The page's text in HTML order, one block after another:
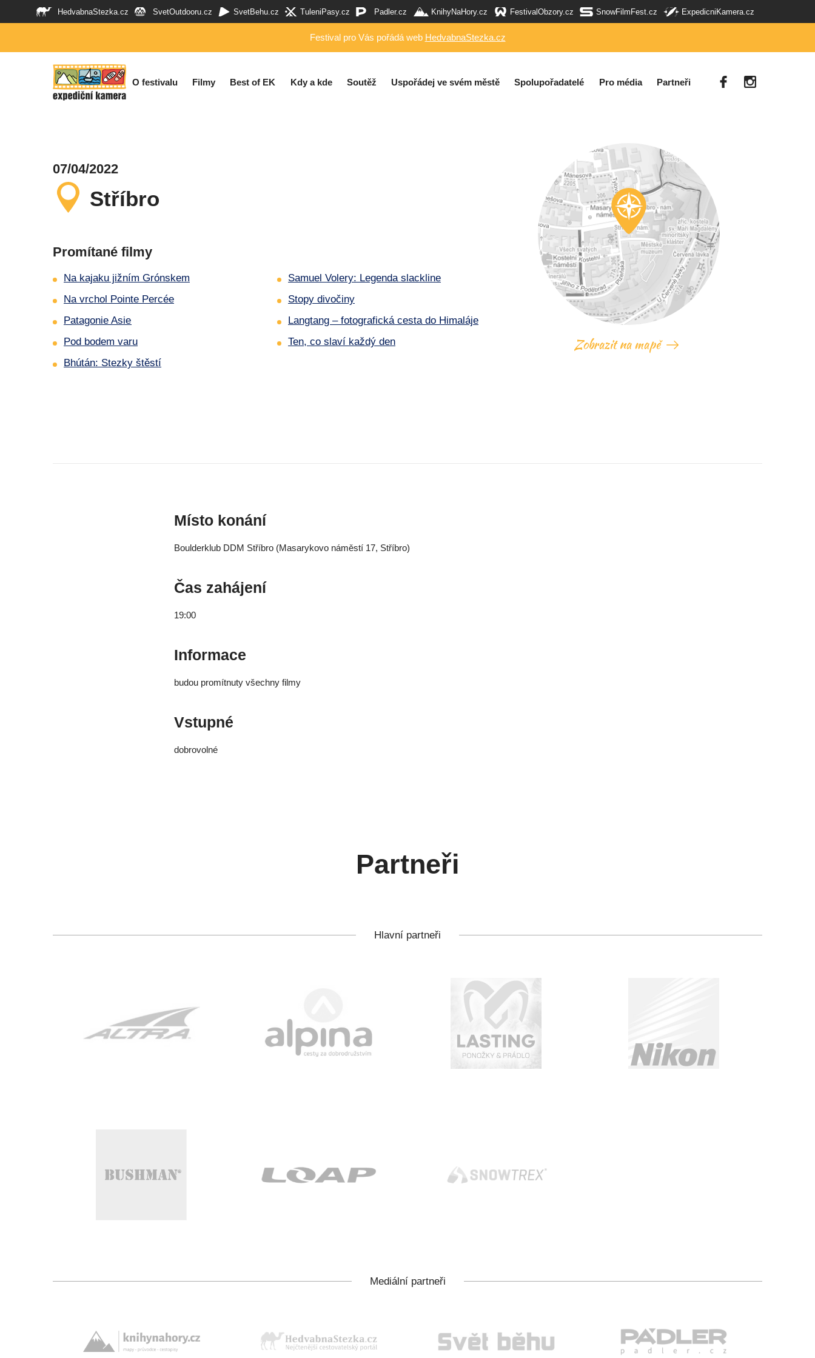
HedvabnaStezka.cz SvetOutdooru.cz SvetBehu.cz TuleniPasy.cz Padler.cz KnihyNaHory.cz FestivalObzory.cz SnowFilmFest.cz ExpedicniKamera.cz
Festival pro Vás pořádá web HedvabnaStezka.cz
O festivalu Filmy Best of EK Kdy a kde Soutěž Uspořádej ve svém městě Spolupořadatelé Pro média Partneři
07/04/2022
Stříbro
Promítané filmy
Na kajaku jižním Grónskem
Na vrchol Pointe Percée
Patagonie Asie
Pod bodem varu
Bhútán: Stezky štěstí
Samuel Volery: Legenda slackline
Stopy divočiny
Langtang – fotografická cesta do Himaláje
Ten, co slaví každý den
Zobrazit na mapě
Místo konání
Boulderklub DDM Stříbro (Masarykovo náměstí 17, Stříbro)
Čas zahájení
19:00
Informace
budou promítnuty všechny filmy
Vstupné
dobrovolné
Partneři